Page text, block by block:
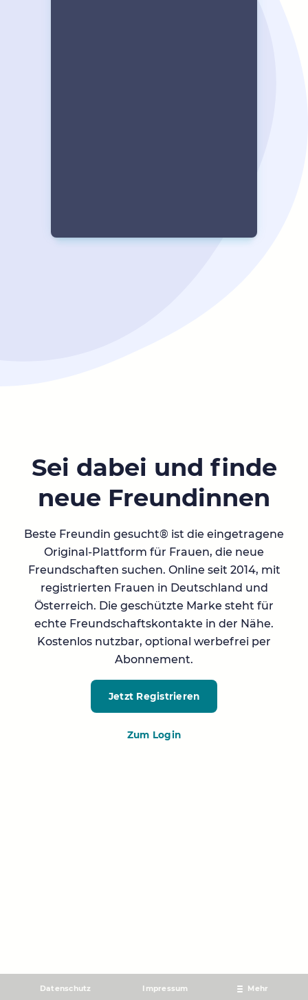
Sei dabei und finde
neue Freundinnen
Beste Freundin gesucht® ist die eingetragene
Original-Plattform für Frauen, die neue
Freundschaften suchen. Online seit 2014, mit
registrierten Frauen in Deutschland und
Österreich. Die geschützte Marke steht für
echte Freundschaftskontakte in der Nähe.
Kostenlos nutzbar, optional werbefrei per
Abonnement.
Jetzt Registrieren
Zum Login
Datenschutz Impressum Mehr